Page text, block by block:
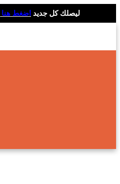
ليصلك كل جديد اضغط هنا